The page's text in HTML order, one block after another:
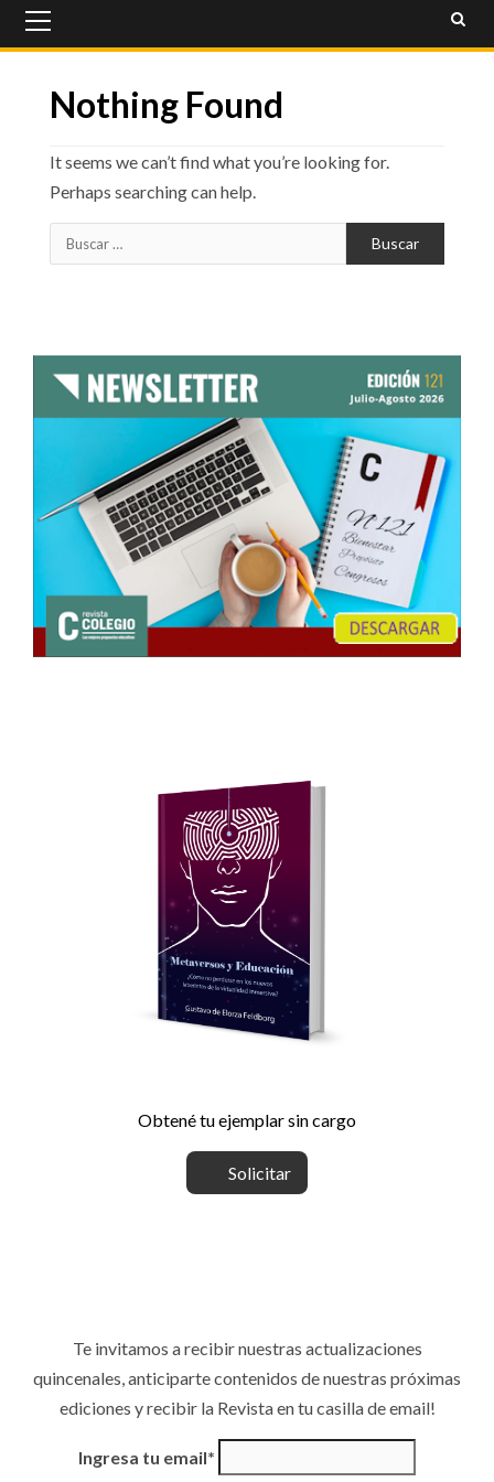
Menu
Nothing Found
It seems we can’t find what you’re looking for.
Perhaps searching can help.
Buscar:
Obtené tu ejemplar sin cargo
Solicitar
Te invitamos a recibir nuestras actualizaciones
quincenales, anticiparte contenidos de nuestras próximas
ediciones y recibir la Revista en tu casilla de email!
Ingresa tu email*